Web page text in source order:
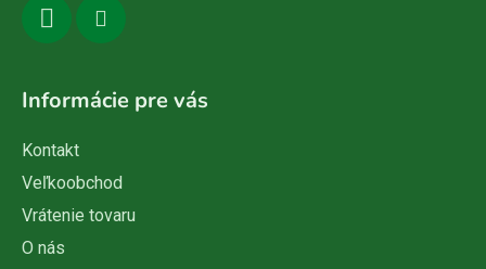
Informácie pre vás
Kontakt
Veľkoobchod
Vrátenie tovaru
O nás